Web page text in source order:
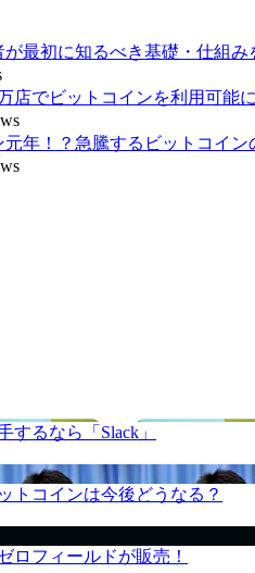
が最初に知るべき基礎・仕組み
店でビットコインを利用可能に
年！？急騰するビットコイン
るなら「Slack」
トコインは今後どうなる？
ロフィールドが販売！